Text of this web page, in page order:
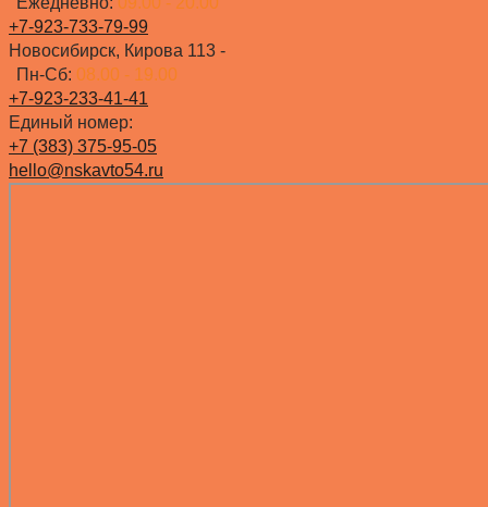
+7-923-733-79-99
Новосибирск, Кирова 113 -
Пн-Сб: 08.00 - 19.00
+7-923-233-41-41
Единый номер:
+7 (383) 375-95-05
hello@nskavto54.ru